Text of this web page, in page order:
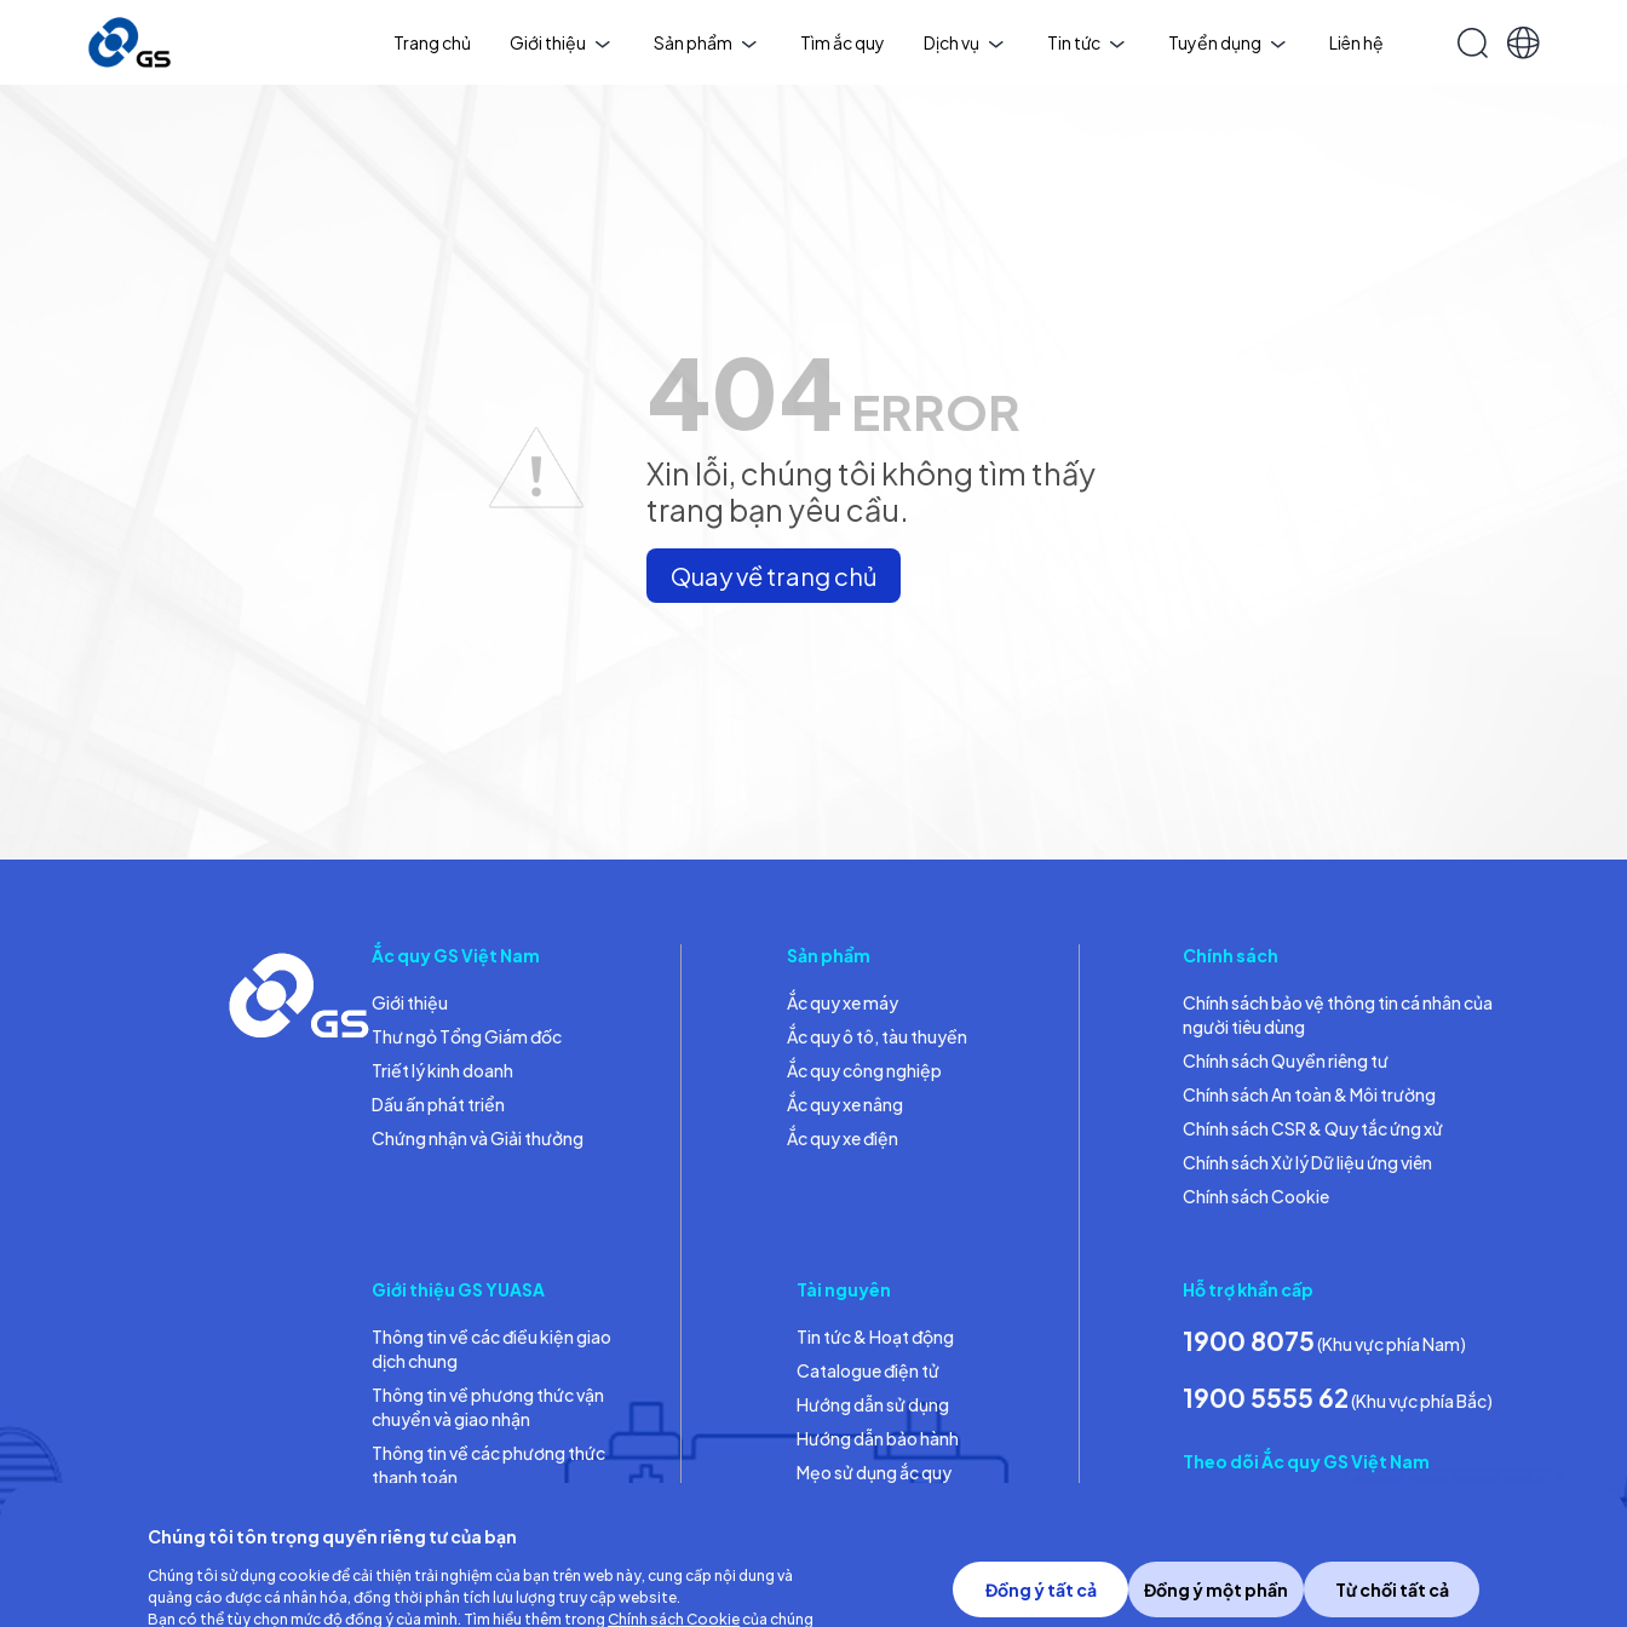
Trang chủ Giới thiệu Sản phẩm Tìm ắc quy Dịch vụ Tin tức Tuyển dụng Liên hệ
404 ERROR
Xin lỗi, chúng tôi không tìm thấy
trang bạn yêu cầu.
Quay về trang chủ
Ắc quy GS Việt Nam
Giới thiệu
Thư ngỏ Tổng Giám đốc
Triết lý kinh doanh
Dấu ấn phát triển
Chứng nhận và Giải thưởng
Sản phẩm
Ắc quy xe máy
Ắc quy ô tô, tàu thuyền
Ắc quy công nghiệp
Ắc quy xe nâng
Ắc quy xe điện
Chính sách
Chính sách bảo vệ thông tin cá nhân của
người tiêu dùng
Chính sách Quyền riêng tư
Chính sách An toàn & Môi trường
Chính sách CSR & Quy tắc ứng xử
Chính sách Xử lý Dữ liệu ứng viên
Chính sách Cookie
Giới thiệu GS YUASA
Thông tin về các điều kiện giao
dịch chung
Thông tin về phương thức vận
chuyển và giao nhận
Thông tin về các phương thức
thanh toán
Tài nguyên
Tin tức & Hoạt động
Catalogue điện tử
Hướng dẫn sử dụng
Hướng dẫn bảo hành
Mẹo sử dụng ắc quy
Hỗ trợ khẩn cấp
1900 8075(Khu vực phía Nam)
1900 5555 62(Khu vực phía Bắc)
Theo dõi Ắc quy GS Việt Nam
Công ty TNHH Ắc quy GS Việt Nam Copyright © 2014 GS Battery Vietnam Co., Ltd
Chúng tôi tôn trọng quyền riêng tư của bạn
Chúng tôi sử dụng cookie để cải thiện trải nghiệm của bạn trên web này, cung cấp nội dung và
quảng cáo được cá nhân hóa, đồng thời phân tích lưu lượng truy cập website.
Bạn có thể tùy chọn mức độ đồng ý của mình. Tìm hiểu thêm trong Chính sách Cookiecủa chúng
Đồng ý tất cả Đồng ý một phần Từ chối tất cả